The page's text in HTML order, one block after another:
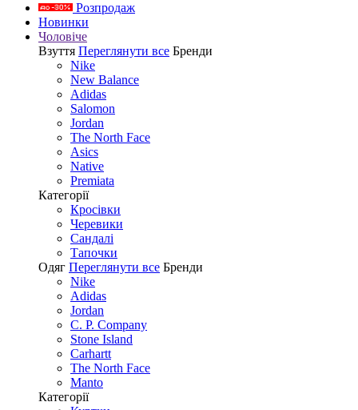
Розпродаж
Новинки
Чоловіче
Взуття Переглянути все Бренди
Nike
New Balance
Adidas
Salomon
Jordan
The North Face
Asics
Native
Premiata
Категорії
Кросівки
Черевики
Сандалі
Tапочки
Одяг Переглянути все Бренди
Nike
Adidas
Jordan
C. P. Company
Stone Island
Carhartt
The North Face
Manto
Категорії